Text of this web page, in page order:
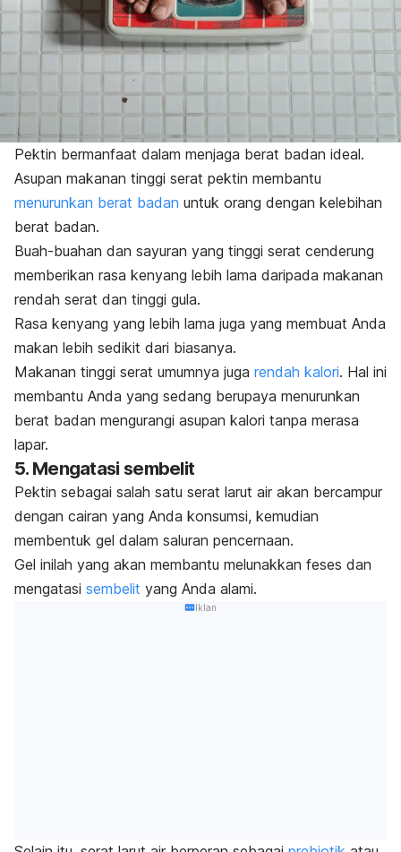
Pektin bermanfaat dalam menjaga berat badan ideal.
Asupan makanan tinggi serat pektin membantu
menurunkan berat badan untuk orang dengan kelebihan
berat badan.
Buah-buahan dan sayuran yang tinggi serat cenderung
memberikan rasa kenyang lebih lama daripada makanan
rendah serat dan tinggi gula.
Rasa kenyang yang lebih lama juga yang membuat Anda
makan lebih sedikit dari biasanya.
Makanan tinggi serat umumnya juga rendah kalori. Hal ini
membantu Anda yang sedang berupaya menurunkan
berat badan mengurangi asupan kalori tanpa merasa
lapar.
5. Mengatasi sembelit
Pektin sebagai salah satu serat larut air akan bercampur
dengan cairan yang Anda konsumsi, kemudian
membentuk gel dalam saluran pencernaan.
Gel inilah yang akan membantu melunakkan feses dan
mengatasi sembelit yang Anda alami.
Iklan